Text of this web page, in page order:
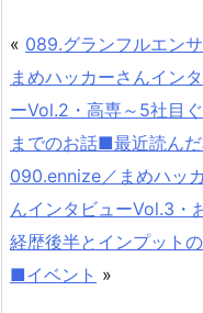
« 089.グランフルエン
まめハッカーさんイン
ーVol.2・高専～5社目
までのお話■最近読ん
090.ennize／まめハッ
んインタビューVol.3・
経歴後半とインプット
■イベント »